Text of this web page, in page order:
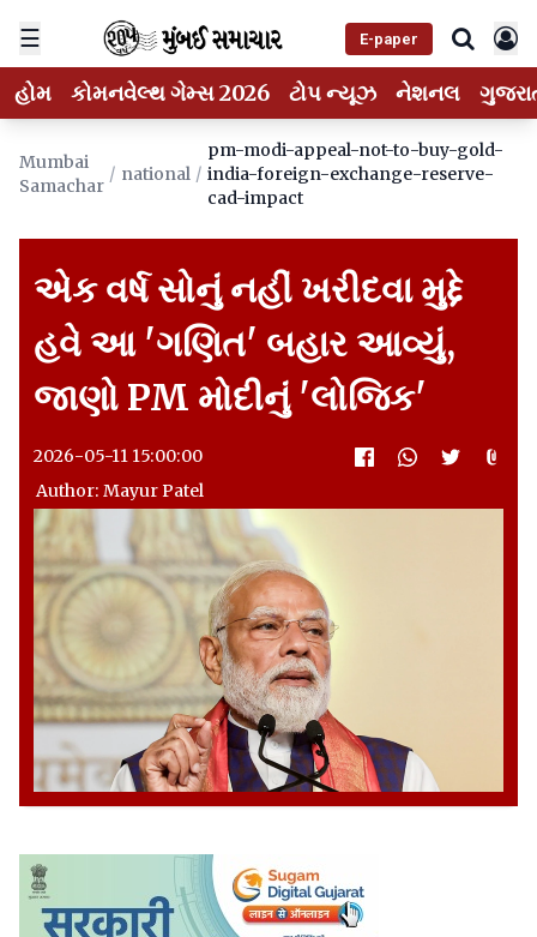
☰ E-paper
હોમ કોમનવેલ્થ ગેમ્સ 2026 ટોપ ન્યૂઝ નેશનલ
Mumbai
Samachar
/ national /
pm-modi-appeal-not-to-buy-gold-
india-foreign-exchange-reserve-
cad-impact
એક વર્ષ સોનું નહીં ખરીદવા મુદ્દે
હવે આ 'ગણિત' બહાર આવ્યું,
જાણો PM મોદીનું 'લોજિક'
2026-05-11 15:00:00
Author: Mayur Patel